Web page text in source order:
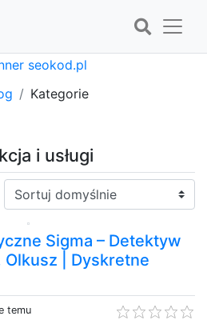
Kategorie
i usługi
Sortuj:
Sigma – Detektyw
| Dyskretne
temu